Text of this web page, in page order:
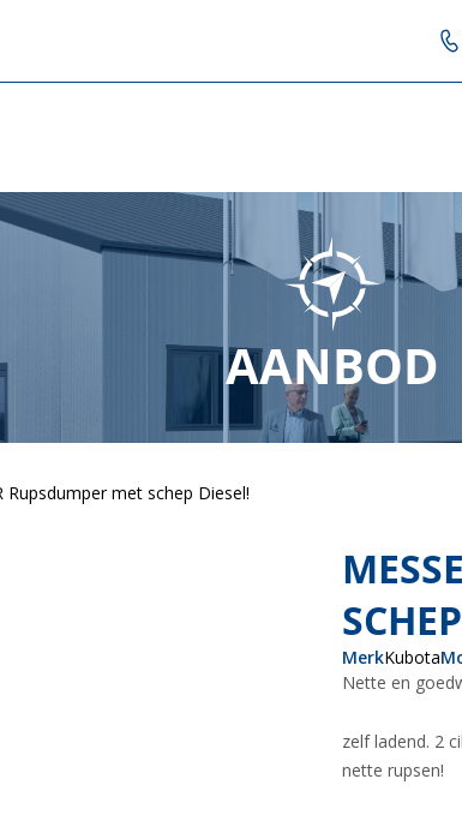
AANBOD
Rupsdumper met schep Diesel!
MerkKubota
Nette en
zelf ladend. 2
nette rupsen!